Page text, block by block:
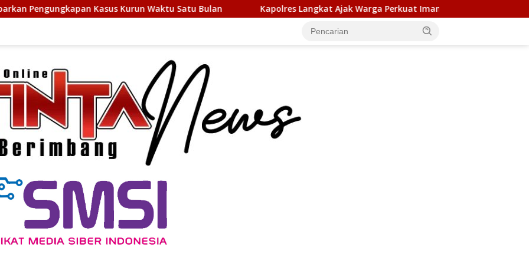
Kurun Waktu Satu Bulan Kapolres Langkat Ajak Warga Perkuat Iman dan Perangi Narkoba Lewat Safari Jum’at